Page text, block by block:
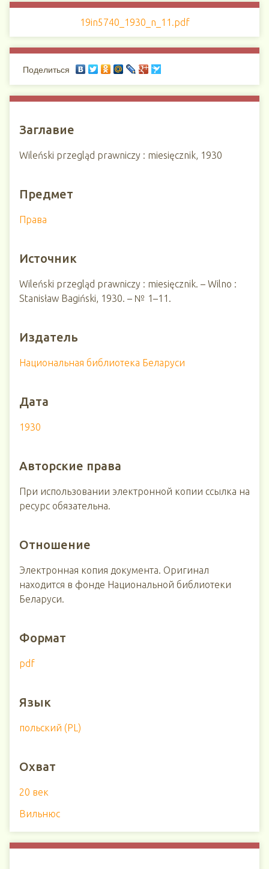
19in5740_1930_n_11.pdf
Поделиться
Заглавие
Wileński przegląd prawniczy : miesięcznik, 1930
Предмет
Права
Источник
Wileński przegląd prawniczy : miesięcznik. – Wilno :
Stanisław Bagiński, 1930. – № 1–11.
Издатель
Национальная библиотека Беларуси
Дата
1930
Авторские права
При использовании электронной копии ссылка на
ресурс обязательна.
Отношение
Электронная копия документа. Оригинал
находится в фонде Национальной библиотеки
Беларуси.
Формат
pdf
Язык
польский (PL)
Охват
20 век
Вильнюс